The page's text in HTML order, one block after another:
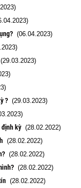
(06.04.2023)
? (29.03.2023)
định kỳ (28.02.2022)
(28.02.2022)
(28.02.2022)
(28.02.2022)
(28.02.2022)